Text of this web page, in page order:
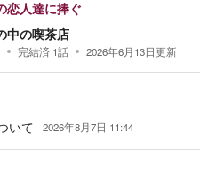
恋人達に捧ぐ
中の喫茶店
完結済 1話 2026年6月13日更新
いて 2026年8月7日 11:44